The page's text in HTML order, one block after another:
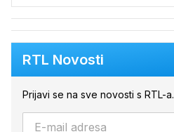
RTL Novosti
Prijavi se na sve novosti s RTL-a.